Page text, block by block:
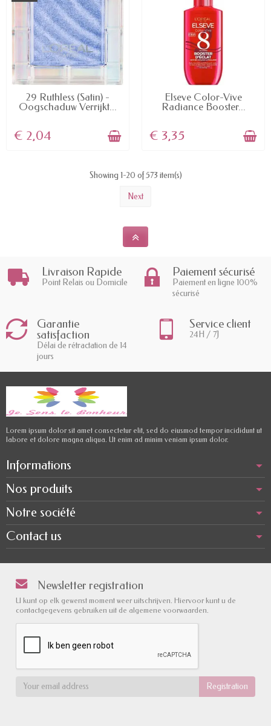
AVAILABLE
29 Ruthless (Satin) -
Oogschaduw Verrijkt...
€ 2,04
AVAILABLE
Elseve Color-Vive
Radiance Booster...
€ 3,35
Showing 1-20 of 573 item(s)
Next
Livraison Rapide
Point Relais ou Domicile
Paiement sécurisé
Paiement en ligne 100%
sécurisé
Garantie
satisfaction
Délai de rétractation de 14
jours
Service client
24H / 7J
Lorem ipsum dolor sit amet consectetur elit, sed do eiusmod tempor incididunt ut
labore et dolore magna aliqua. Ut enim ad minim veniam ipsum dolor.
Informations
Nos produits
Notre société
Contact us
Newsletter registration
U kunt op elk gewenst moment weer uitschrijven. Hiervoor kunt u de
contactgegevens gebruiken uit de algemene voorwaarden.